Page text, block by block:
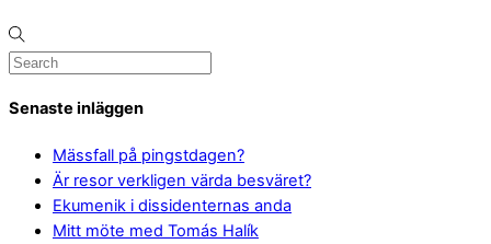
Senaste inläggen
Mässfall på pingstdagen?
Är resor verkligen värda besväret?
Ekumenik i dissidenternas anda
Mitt möte med Tomás Halík